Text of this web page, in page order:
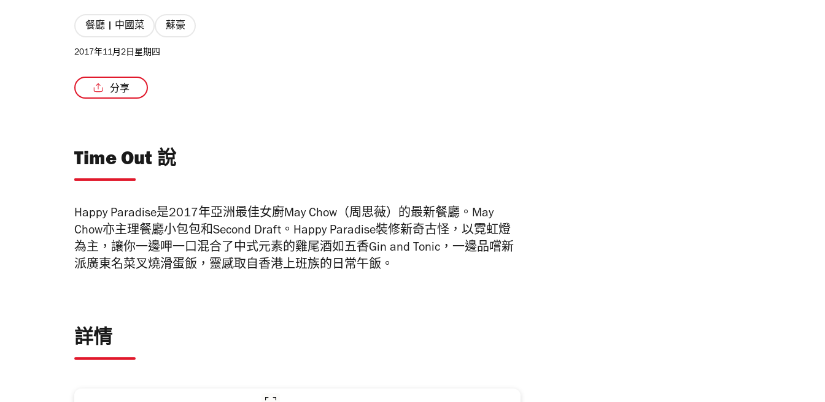
餐廳 | 中國菜 蘇豪
2017年11月2日星期四
分享
Time Out 說
Happy Paradise是2017年亞洲最佳女廚May Chow（周思薇）的最新餐廳。May
Chow亦主理餐廳小包包和Second Draft。Happy Paradise裝修新奇古怪，以霓虹燈
為主，讓你一邊呷一口混合了中式元素的雞尾酒如五香Gin and Tonic，一邊品嚐新
派廣東名菜叉燒滑蛋飯，靈感取自香港上班族的日常午飯。
詳情